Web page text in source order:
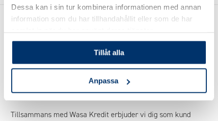
Dessa kan i sin tur kombinera informationen med annan
information som du har tillhandahållit eller som de har
Tillåt alla
Anpassa
Wasa Kredit – en trygg
finansieringspartner
Tillsammans med Wasa Kredit erbjuder vi dig som kund